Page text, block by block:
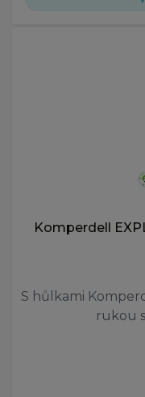
Komperdell
S hůlkami
rukou